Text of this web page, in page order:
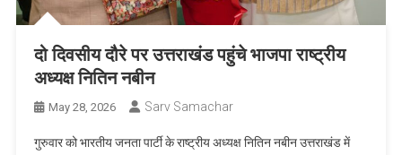
दो दिवसीय दौरे पर उत्तराखंड पहुंचे भाजपा राष्ट्रीय
अध्यक्ष नितिन नबीन
May 28, 2026 Sarv Samachar
गुरुवार को भारतीय जनता पार्टी के राष्ट्रीय अध्यक्ष नितिन नबीन उत्तराखंड में